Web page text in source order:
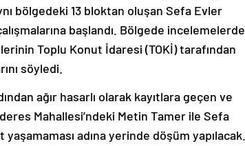
bölgedeki 13 bloktan oluşan Sefa Evler
başlandı. Bölgede incelemelerde
Toplu Konut İdaresi (TOKİ) tarafından
söyledi.
ağır hasarlı olarak kayıtlara geçen ve
Mahallesi’ndeki Metin Tamer ile Sefa
adına yerinde döşüm yapılacak.